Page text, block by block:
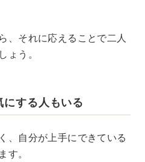
、それに応えることで二人
ょう。
にする人もいる
、自分が上手にできている
す。